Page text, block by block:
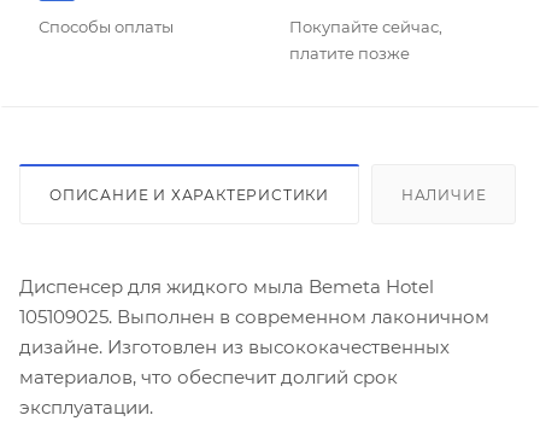
Способы оплаты
Покупайте сейчас,
платите позже
ОПИСАНИЕ И ХАРАКТЕРИСТИКИ НАЛИЧИЕ
Диспенсер для жидкого мыла Bemeta Hotel
105109025. Выполнен в современном лаконичном
дизайне. Изготовлен из высококачественных
материалов, что обеспечит долгий срок
эксплуатации.